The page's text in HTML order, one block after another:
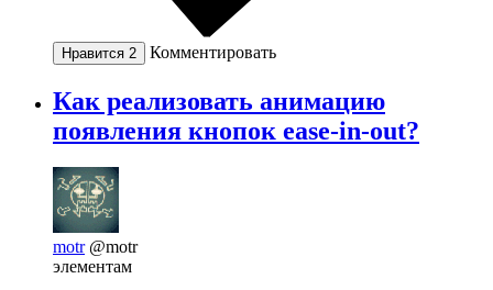
Нравится 2 Комментировать
Как реализовать анимацию
появления кнопок ease-in-out?
motr @motr
элементам